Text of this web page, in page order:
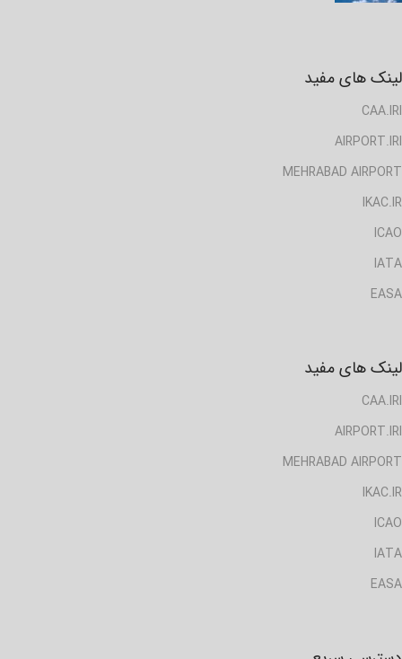
لینک های مفید
CAA.IRI
AIRPORT.IRI
MEHRABAD AIRPORT
IKAC.IR
ICAO
IATA
EASA
لینک های مفید
CAA.IRI
AIRPORT.IRI
MEHRABAD AIRPORT
IKAC.IR
ICAO
IATA
EASA